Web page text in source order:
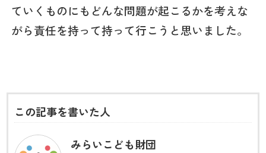
ていくものにもどんな問題が起こるかを考えな
がら責任を持って持って行こうと思いました。
この記事を書いた人
みらいこども財団